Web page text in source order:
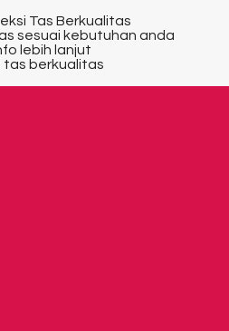
Tas Berkualitas
sesuai kebutuhan anda
lebih lanjut
tas berkualitas